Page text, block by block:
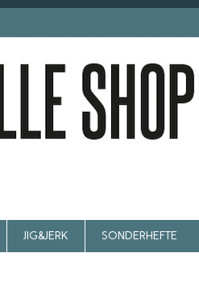
JIG&JERK SONDERHEFTE